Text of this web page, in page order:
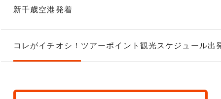
新千歳空港発着
コレがイチオシ！ ツアーポイント 観光スケジュール出